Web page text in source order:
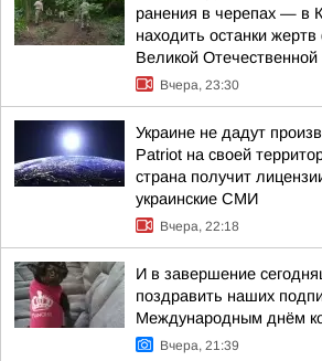
ранения в черепах — в
находить останки
Великой
Вчера, 23:30
Украине не дадут
Patriot на своей
страна получит
украинские СМИ
Вчера, 22:18
И в завершение
поздравить наших
Международным днём
Вчера, 21:39